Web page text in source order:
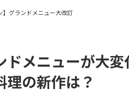
】グランドメニュー大改訂
ドメニューが大
の新作は？